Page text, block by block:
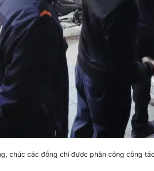
chúc các đồng chí được phân công công